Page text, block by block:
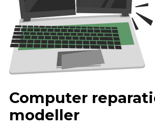
Computer
modeller